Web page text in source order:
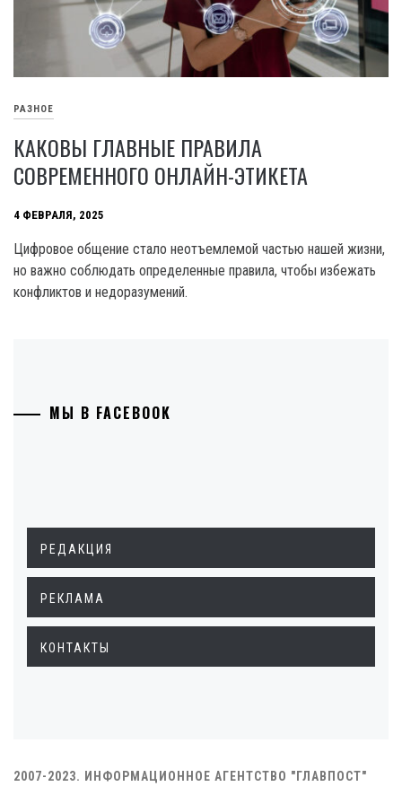
РАЗНОЕ
КАКОВЫ ГЛАВНЫЕ ПРАВИЛА
СОВРЕМЕННОГО ОНЛАЙН-ЭТИКЕТА
4 ФЕВРАЛЯ, 2025
Цифровое общение стало неотъемлемой частью нашей жизни,
но важно соблюдать определенные правила, чтобы избежать
конфликтов и недоразумений.
МЫ В FACEBOOK
РЕДАКЦИЯ
РЕКЛАМА
КОНТАКТЫ
2007-2023. ИНФОРМАЦИОННОЕ АГЕНТСТВО "ГЛАВПОСТ"